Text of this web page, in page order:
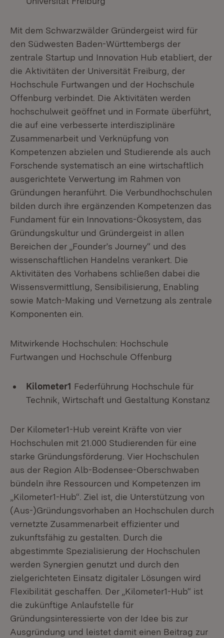
Mit dem Schwarzwälder Gründergeist wird für
den Südwesten Baden-Württembergs der
zentrale Startup und Innovation Hub etabliert, der
die Aktivitäten der Universität Freiburg, der
Hochschule Furtwangen und der Hochschule
Offenburg verbindet. Die Aktivitäten werden
hochschulweit geöffnet und in Formate überführt,
die auf eine verbesserte interdisziplinäre
Zusammenarbeit und Verknüpfung von
Kompetenzen abzielen und Studierende als auch
Forschende systematisch an eine wirtschaftlich
ausgerichtete Verwertung im Rahmen von
Gründungen heranführt. Die Verbundhochschulen
bilden durch ihre ergänzenden Kompetenzen das
Fundament für ein Innovations-Ökosystem, das
Gründungskultur und Gründergeist in allen
Bereichen der „Founder’s Journey“ und des
wissenschaftlichen Handelns verankert. Die
Aktivitäten des Vorhabens schließen dabei die
Wissensvermittlung, Sensibilisierung, Enabling
sowie Match-Making und Vernetzung als zentrale
Komponenten ein.
Mitwirkende Hochschulen: Hochschule
Furtwangen und Hochschule Offenburg
Kilometer1 Federführung Hochschule für
Technik, Wirtschaft und Gestaltung Konstanz
Der Kilometer1-Hub vereint Kräfte von vier
Hochschulen mit 21.000 Studierenden für eine
starke Gründungsförderung. Vier Hochschulen
aus der Region Alb-Bodensee-Oberschwaben
bündeln ihre Ressourcen und Kompetenzen im
„Kilometer1-Hub“. Ziel ist, die Unterstützung von
(Aus-)Gründungsvorhaben an Hochschulen durch
vernetzte Zusammenarbeit effizienter und
zukunftsfähig zu gestalten. Durch die
abgestimmte Spezialisierung der Hochschulen
werden Synergien genutzt und durch den
zielgerichteten Einsatz digitaler Lösungen wird
Flexibilität geschaffen. Der „Kilometer1-Hub“ ist
die zukünftige Anlaufstelle für
Gründungsinteressierte von der Idee bis zur
Ausgründung und leistet damit einen Beitrag zur